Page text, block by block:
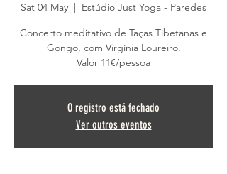
Sat 04 May
  |
Estúdio Just Yoga - Paredes
Concerto meditativo de Taças Tibetanas e
Gongo, com Virgínia Loureiro.
Valor 11€/pessoa
O registro está fechado
Ver outros eventos